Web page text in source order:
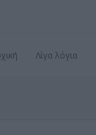
Λίγα λόγια